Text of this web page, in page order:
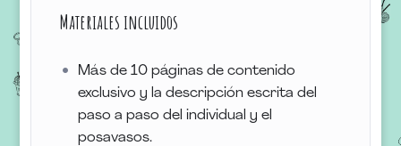
Materiales incluidos
Más de 10 páginas de contenido
exclusivo y la descripción escrita del
paso a paso del individual y el
posavasos.